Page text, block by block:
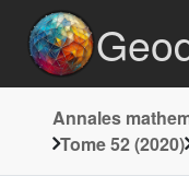
Annales
Tome 52 (2020)